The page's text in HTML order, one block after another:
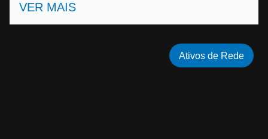
VER MAIS
Ativos de Rede